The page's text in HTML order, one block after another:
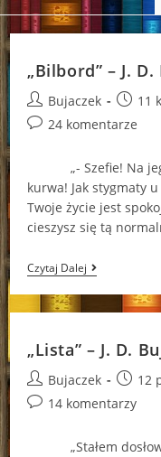
„Bilbord” – J. D.
Post
author:
Bujaczek
Post11
Post24 komentarze
„- Szefie! Na jego
kurwa! Jak
Twoje życie jest
cieszysz się tą
Czytaj Dalej„Bilbord”
–
J.
D.
„Lista” – J. D.
Post
author:
Bujaczek
Post12
Post14 komentarzy
„Stałem